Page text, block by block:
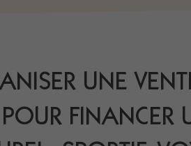
UNE
FINANCER